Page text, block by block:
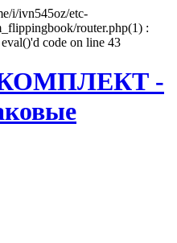
i/ivn545oz/etc-
router.php(1) :
code on line 43
-